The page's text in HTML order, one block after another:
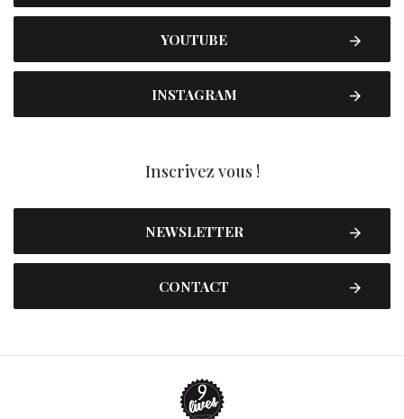
YOUTUBE
INSTAGRAM
Inscrivez vous !
NEWSLETTER
CONTACT